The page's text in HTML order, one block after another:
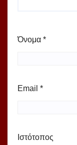
Όνομα *
Email *
Ιστότοπος